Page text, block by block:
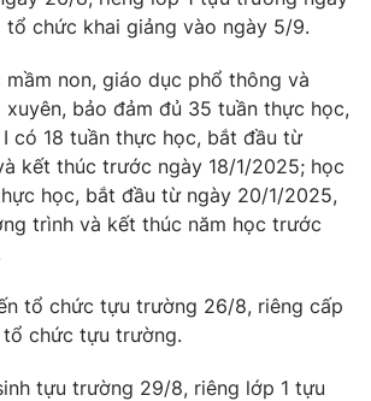
tổ chức khai giảng vào ngày 5/9.
non, giáo dục phổ thông và
bảo đảm đủ 35 tuần thực học,
có 18 tuần thực học, bắt đầu từ
kết thúc trước ngày 18/1/2025; học
học, bắt đầu từ ngày 20/1/2025,
trình và kết thúc năm học trước
tổ chức tựu trường 26/8, riêng cấp
tổ chức tựu trường.
tựu trường 29/8, riêng lớp 1 tựu